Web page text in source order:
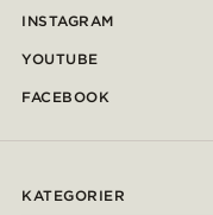
INSTAGRAM
YOUTUBE
FACEBOOK
KATEGORIER